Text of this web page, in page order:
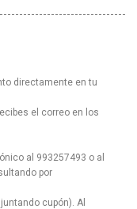
directamente en tu
el correo en los
al 993257493 o al
por
cupón). Al